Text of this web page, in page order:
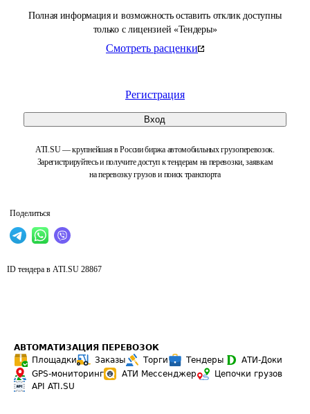
Полная информация и возможность оставить отклик доступны
только с лицензией «Тендеры»
Смотреть расценки
Регистрация
Вход
ATI.SU — крупнейшая в России биржа автомобильных грузоперевозок.
Зарегистрируйтесь и получите доступ к тендерам на перевозки, заявкам
на перевозку грузов и поиск транспорта
Поделиться
ID тендера в ATI.SU 28867
АВТОМАТИЗАЦИЯ ПЕРЕВОЗОК
Площадки
Заказы Торги Тендеры
АТИ-Доки
GPS-мониторинг
АТИ Мессенджер
Цепочки грузов
API ATI.SU